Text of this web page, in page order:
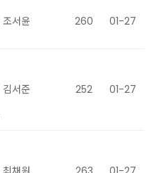
조서윤 260 01-27
김서준 252 01-27